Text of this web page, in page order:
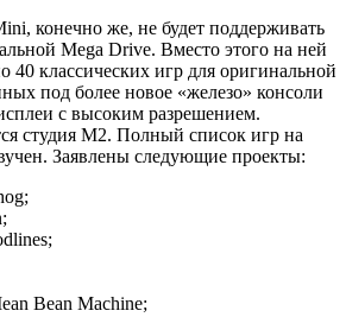
конечно же, не будет поддерживать
Mega Drive. Вместо этого на ней
40 классических игр для оригинальной
под более новое «железо» консоли
с высоким разрешением.
студия M2. Полный список игр на
Заявлены следующие проекты:
Bean Machine;